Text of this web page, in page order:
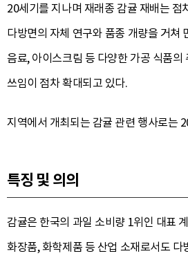
20세기를 지나며 재래종 감귤 재배는
다방면의 자체 연구와 품종 개량을 거쳐
음료, 아이스크림 등 다양한 가공 식품
쓰임이 점차 확대되고 있다.
지역에서 개최되는 감귤 관련 행사로는
특징 및 의의
감귤은 한국의 과일 소비량 1위인 대표
화장품, 화학제품 등 산업 소재로서도